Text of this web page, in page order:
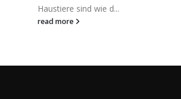
Haustiere sind wie d...
read more